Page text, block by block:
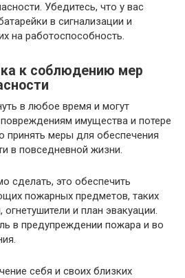
Убедитесь, что у вас
в сигнализации и
на работоспособность.
к соблюдению мер
в любое время и могут
имущества и потере
принять меры для обеспечения
в повседневной жизни.
сделать, это обеспечить
пожарных предметов, таких
и план эвакуации.
в предупреждении пожара и во
себя и своих близких